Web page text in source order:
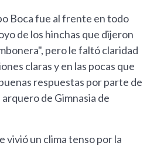
Boca fue al frente en todo
de los hinchas que dijeron
pero le faltó claridad
claras y en las pocas que
respuestas por parte de
de Gimnasia de
vivió un clima tenso por la